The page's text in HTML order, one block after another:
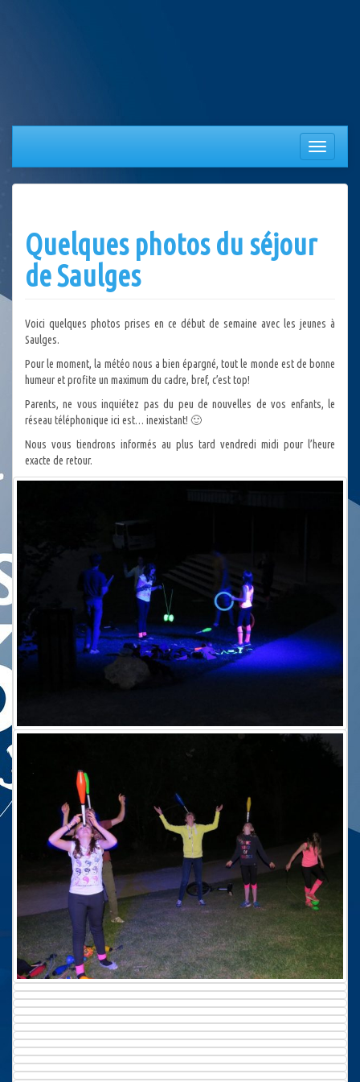
Afficher/
la
Quelques photos du séjour
de Saulges
Voici quelques photos prises en ce début de semaine avec les jeunes à
Saulges.
Pour le moment, la météo nous a bien épargné, tout le monde est de bonne
humeur et profite un maximum du cadre, bref, c’est top!
Parents, ne vous inquiétez pas du peu de nouvelles de vos enfants, le
réseau téléphonique ici est… inexistant! 🙂
Nous vous tiendrons informés au plus tard vendredi midi pour l’heure
exacte de retour.